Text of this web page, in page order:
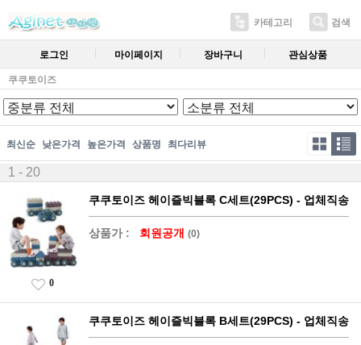
카테고리 검색
로그인 마이페이지 장바구니 관심상품
쿠쿠토이즈
최신순 낮은가격 높은가격 상품명 최다리뷰
1 - 20
쿠쿠토이즈 헤이즐빅블록 C세트(29PCS) - 업체직송
상품가 : 회원공개 (0)
0
쿠쿠토이즈 헤이즐빅블록 B세트(29PCS) - 업체직송